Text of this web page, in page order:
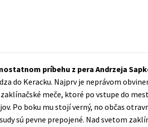
Učebnice
Umenie a kultúra
Výchova a pedagogika
Young adult
príbehu z pera Andrzeja
do Keracku. Najprv je neprávom
meče, ktoré po vstupe do
Po boku mu stojí verný, no občas
sú pevne prepojené. Nad svetom